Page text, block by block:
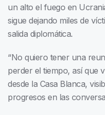
un alto el fuego en
sigue dejando miles de
salida diplomática.
“No quiero tener una
perder el tiempo, así que
desde la Casa Blanca,
progresos en las